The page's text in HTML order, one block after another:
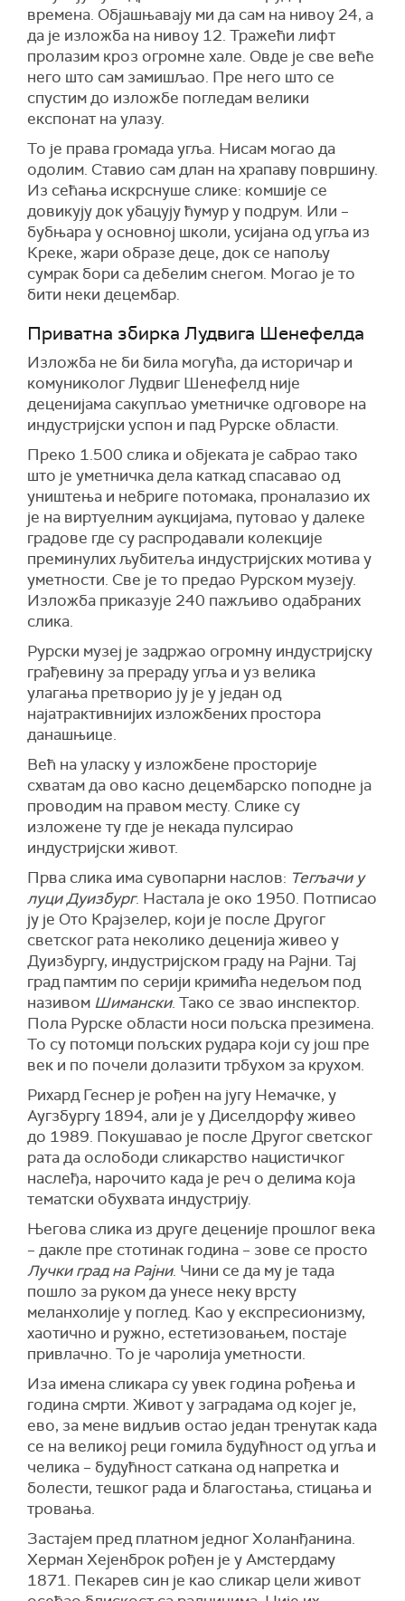
времена. Објашњавају ми да сам на нивоу 24, а
да је изложба на нивоу 12. Тражећи лифт
пролазим кроз огромне хале. Овде је све веће
него што сам замишљао. Пре него што се
спустим до изложбе погледам велики
експонат на улазу.
То је права громада угља. Нисам могао да
одолим. Ставио сам длан на храпаву површину.
Из сећања искрснуше слике: комшије се
довикују док убацују ћумур у подрум. Или –
бубњара у основној школи, усијана од угља из
Креке, жари образе деце, док се напољу
сумрак бори са дебелим снегом. Могао је то
бити неки децембар.
Приватна збирка Лудвига Шенефелда
Изложба не би била могућа, да историчар и
комуниколог Лудвиг Шенефелд није
деценијама сакупљао уметничке одговоре на
индустријски успон и пад Рурске области.
Преко 1.500 слика и објеката је сабрао тако
што је уметничка дела каткад спасавао од
уништења и небриге потомака, проналазио их
је на виртуелним аукцијама, путовао у далеке
градове где су распродавали колекције
преминулих љубитеља индустријских мотива у
уметности. Све је то предао Рурском музеју.
Изложба приказује 240 пажљиво одабраних
слика.
Рурски музеј је задржао огромну индустријску
грађевину за прераду угља и уз велика
улагања претворио ју је у један од
најатрактивнијих изложбених простора
данашњице.
Већ на уласку у изложбене просторије
схватам да ово касно децембарско поподне ја
проводим на правом месту. Слике су
изложене ту где је некада пулсирао
индустријски живот.
Прва слика има сувопарни наслов: Тегљачи у
луци Дуизбург. Настала је око 1950. Потписао
ју је Ото Крајзелер, који је после Другог
светског рата неколико деценија живео у
Дуизбургу, индустријском граду на Рајни. Тај
град памтим по серији кримића недељом под
називом Шимански. Тако се звао инспектор.
Пола Рурске области носи пољска презимена.
То су потомци пољских рудара који су још пре
век и по почели долазити трбухом за крухом.
Рихард Геснер је рођен на југу Немачке, у
Аугзбургу 1894, али је у Диселдорфу живео
до 1989. Покушавао је после Другог светског
рата да ослободи сликарство нацистичког
наслеђа, нарочито када је реч о делима која
тематски обухвата индустрију.
Његова слика из друге деценије прошлог века
– дакле пре стотинак година – зове се просто
Лучки град на Рајни. Чини се да му је тада
пошло за руком да унесе неку врсту
меланхолије у поглед. Као у експресионизму,
хаотично и ружно, естетизовањем, постаје
привлачно. То је чаролија уметности.
Иза имена сликара су увек година рођења и
година смрти. Живот у заградама од којег је,
ево, за мене видљив остао један тренутак када
се на великој реци гомила будућност од угља и
челика – будућност саткана од напретка и
болести, тешког рада и благостања, стицања и
тровања.
Застајем пред платном једног Холанђанина.
Херман Хејенброк рођен је у Амстердаму
1871. Пекарев син је као сликар цели живот